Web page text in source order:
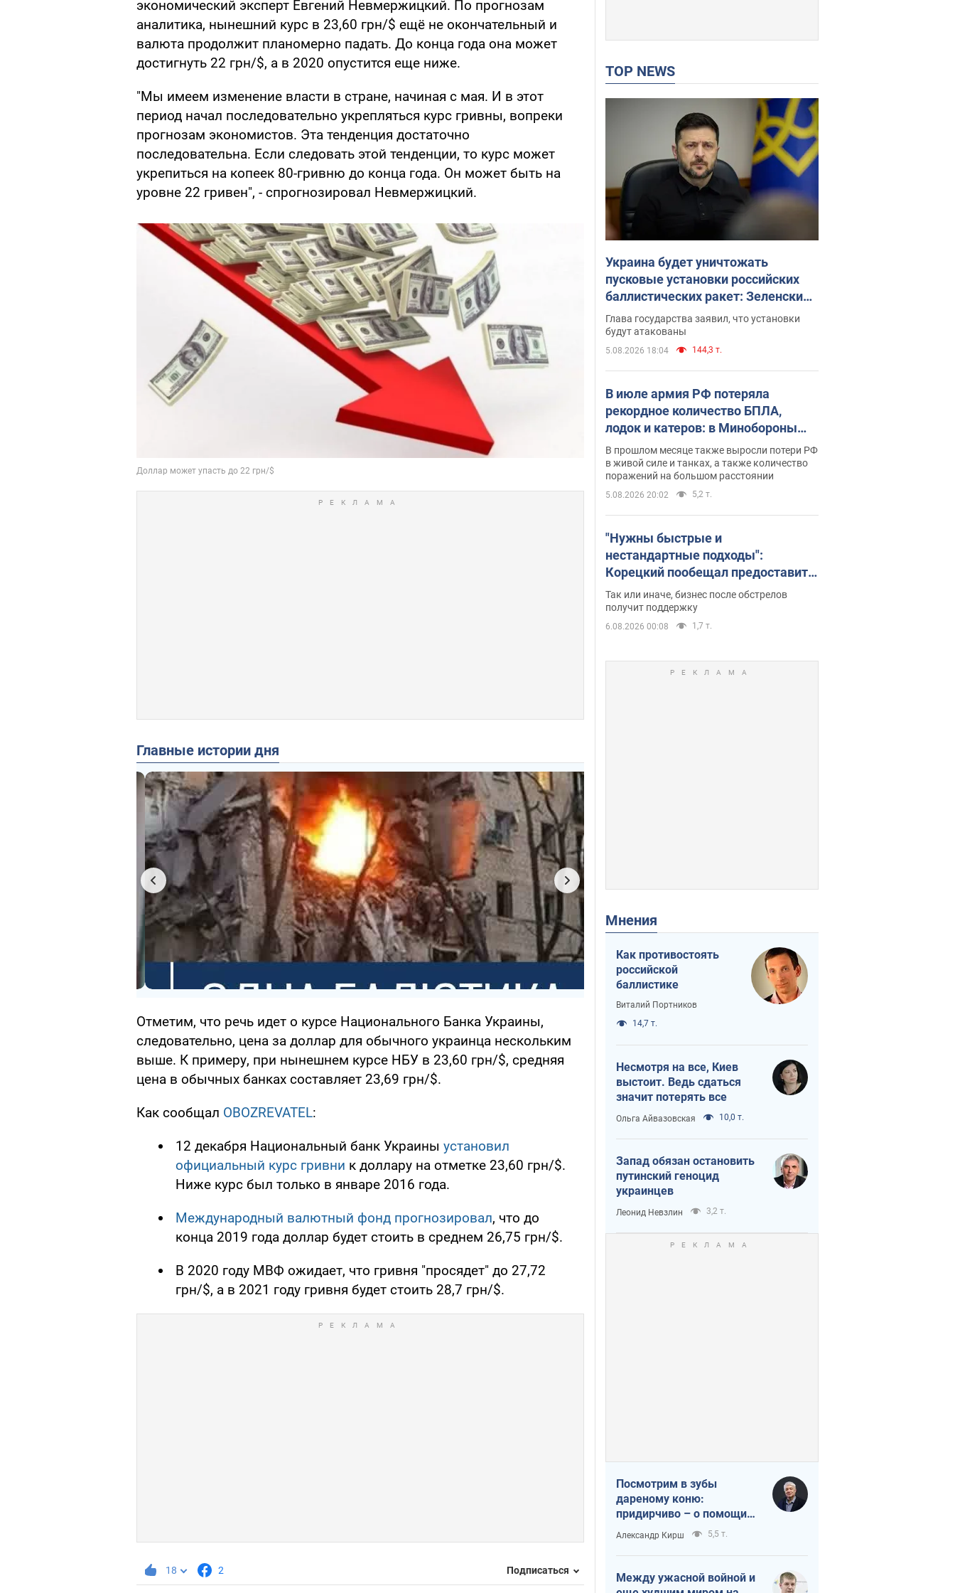
экономический эксперт Евгений Невмержицкий. По прогнозам
аналитика, нынешний курс в 23,60 грн/$ ещё не окончательный и
валюта продолжит планомерно падать. До конца года она может
достигнуть 22 грн/$, а в 2020 опустится еще ниже.
"Мы имеем изменение власти в стране, начиная с мая. И в этот
период начал последовательно укрепляться курс гривны, вопреки
прогнозам экономистов. Эта тенденция достаточно
последовательна. Если следовать этой тенденции, то курс может
укрепиться на копеек 80-гривню до конца года. Он может быть на
уровне 22 гривен", - спрогнозировал Невмержицкий.
Главные истории дня
Отметим, что речь идет о курсе Национального Банка Украины,
следовательно, цена за доллар для обычного украинца нескольким
выше. К примеру, при нынешнем курсе НБУ в 23,60 грн/$, средняя
цена в обычных банках составляет 23,69 грн/$.
Как сообщал OBOZREVATEL:
12 декабря Национальный банк Украины установил
официальный курс гривни к доллару на отметке 23,60 грн/$.
Ниже курс был только в январе 2016 года.
Международный валютный фонд прогнозировал, что до
конца 2019 года доллар будет стоить в среднем 26,75 грн/$.
В 2020 году МВФ ожидает, что гривня "просядет" до 27,72
грн/$, а в 2021 году гривня будет стоить 28,7 грн/$.
18 2 Подписаться
TOP NEWS
Украина будет уничтожать
пусковые установки российских
баллистических ракет: Зеленский
провел заседание СНБО
Глава государства заявил, что установки
будут атакованы
5.08.2026 18:04 144,3 т.
В июле армия РФ потеряла
рекордное количество БПЛА,
лодок и катеров: в Минобороны
обнародовали статистику
В прошлом месяце также выросли потери РФ
в живой силе и танках, а также количество
поражений на большом расстоянии
5.08.2026 20:02 5,2 т.
"Нужны быстрые и
нестандартные подходы":
Корецкий пообещал предоставить
бизнесу приоритетный доступ к
имеющимся складским
помещениям
Так или иначе, бизнес после обстрелов
получит поддержку
6.08.2026 00:08 1,7 т.
Мнения
Как противостоять
российской
баллистике
Виталий Портников
14,7 т.
Несмотря на все, Киев
выстоит. Ведь сдаться
значит потерять все
Ольга Айвазовская 10,0 т.
Запад обязан остановить
путинский геноцид
украинцев
Леонид Невзлин 3,2 т.
Посмотрим в зубы
дареному коню:
придирчиво – о помощи
Украине
Александр Кирш 5,5 т.
Между ужасной войной и